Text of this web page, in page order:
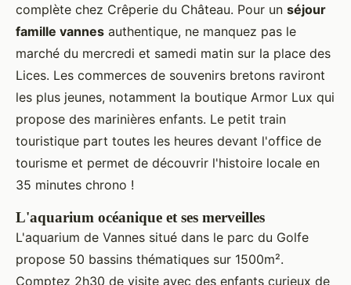
complète chez Crêperie du Château. Pour un séjour
famille vannes authentique, ne manquez pas le
marché du mercredi et samedi matin sur la place des
Lices. Les commerces de souvenirs bretons raviront
les plus jeunes, notamment la boutique Armor Lux qui
propose des marinières enfants. Le petit train
touristique part toutes les heures devant l'office de
tourisme et permet de découvrir l'histoire locale en
35 minutes chrono !
L'aquarium océanique et ses merveilles
L'aquarium de Vannes situé dans le parc du Golfe
propose 50 bassins thématiques sur 1500m².
Comptez 2h30 de visite avec des enfants curieux de